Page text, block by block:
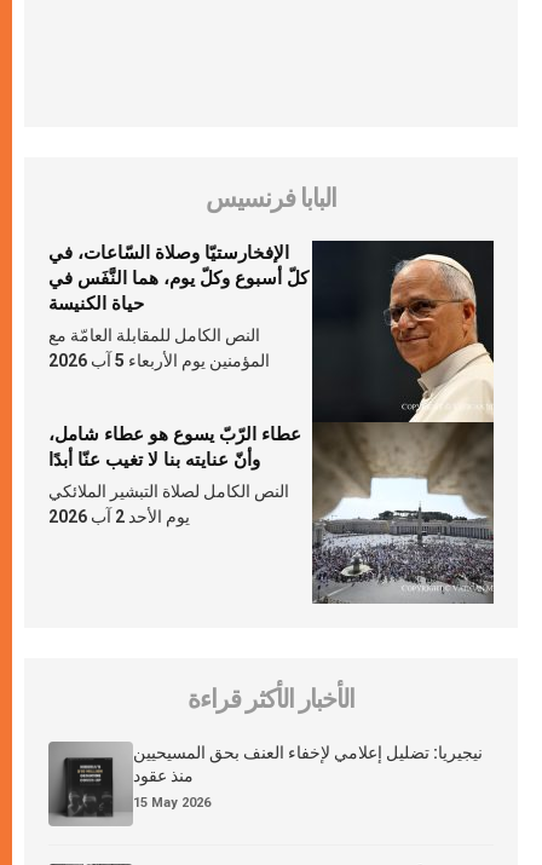
البابا فرنسيس
الإفخارستيّا وصلاة السّاعات، في
كلّ أسبوع وكلّ يوم، هما النَّفَس في
حياة الكنيسة
النص الكامل للمقابلة العامّة مع
المؤمنين يوم الأربعاء 5 آب 2026
عطاء الرّبّ يسوع هو عطاء شامل،
وأنّ عنايته بنا لا تغيب عنّا أبدًا
النص الكامل لصلاة التبشير الملائكي
يوم الأحد 2 آب 2026
الأخبار الأكثر قراءة
نيجيريا: تضليل إعلامي لإخفاء العنف بحق المسيحيين
منذ عقود
15 May 2026